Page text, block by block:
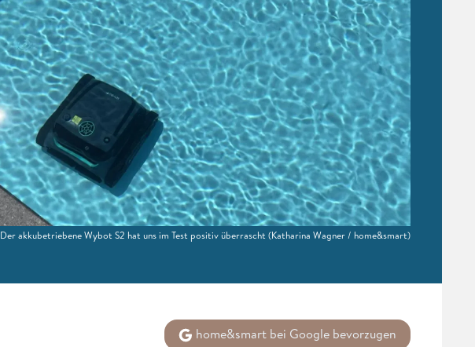
Der akkubetriebene Wybot S2 hat uns im Test positiv überrascht (Katharina Wagner / home&smart)
home&smart bei Google bevorzugen